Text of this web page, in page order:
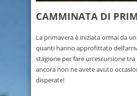
CAMMINATA DI
La primavera è iniziata ormai da
quanti hanno approfittato
stagione per fare un’escursione tra
ancora non ne avete avuto
disperate!